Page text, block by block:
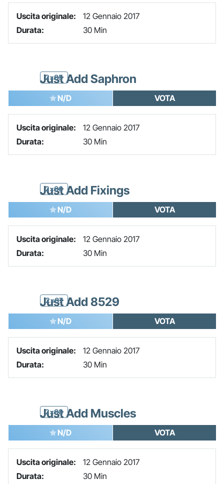
Uscita originale:
12 Gennaio 2017
Durata:
30 Min
2x05
Just Add Saphron
N/D VOTA
Uscita originale:
12 Gennaio 2017
Durata:
30 Min
2x06
Just Add Fixings
N/D VOTA
Uscita originale:
12 Gennaio 2017
Durata:
30 Min
2x07
Just Add 8529
N/D VOTA
Uscita originale:
12 Gennaio 2017
Durata:
30 Min
2x08
Just Add Muscles
N/D VOTA
Uscita originale:
12 Gennaio 2017
Durata:
30 Min